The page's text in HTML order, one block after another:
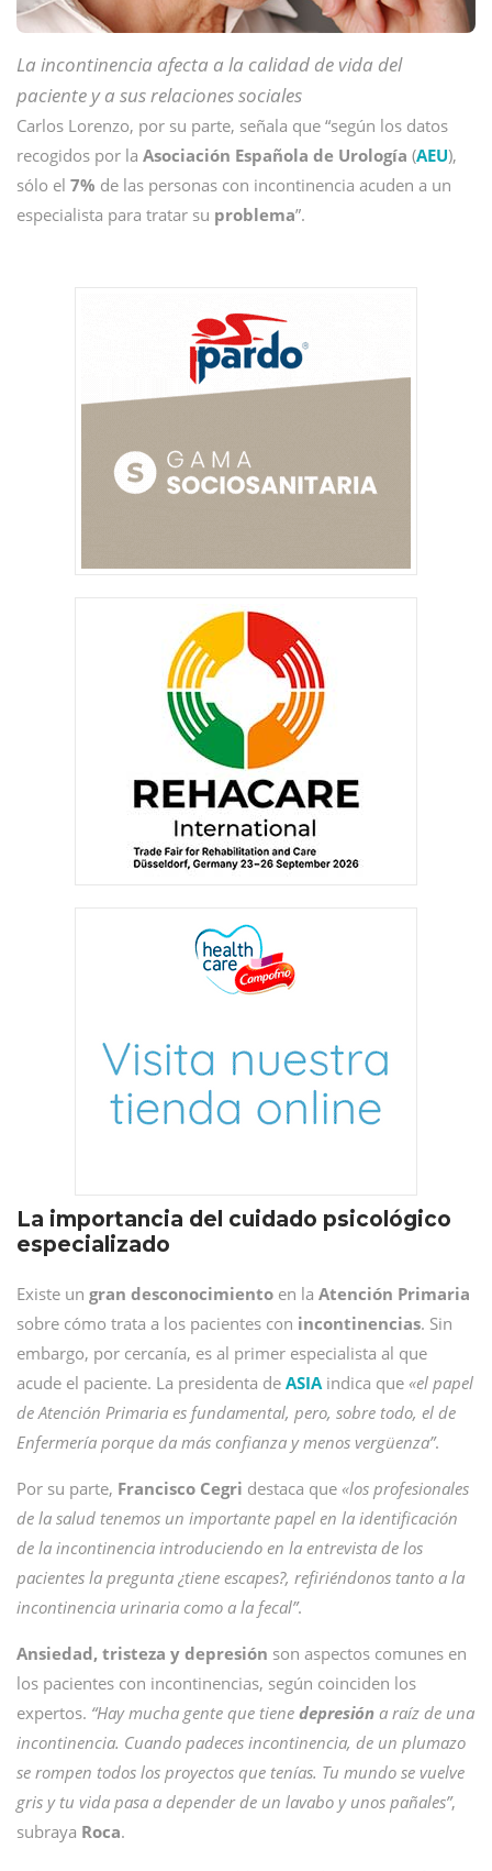
La incontinencia afecta a la calidad de vida del
paciente y a sus relaciones sociales
Carlos Lorenzo, por su parte, señala que “según los datos
recogidos por la Asociación Española de Urología (AEU),
sólo el 7% de las personas con incontinencia acuden a un
especialista para tratar su problema”.
La importancia del cuidado psicológico
especializado
Existe un gran desconocimiento en la Atención Primaria
sobre cómo trata a los pacientes con incontinencias. Sin
embargo, por cercanía, es al primer especialista al que
acude el paciente. La presidenta de ASIAindica que «el papel
de Atención Primaria es fundamental, pero, sobre todo, el de
Enfermería porque da más confianza y menos vergüenza”.
Por su parte, Francisco Cegri destaca que «los profesionales
de la salud tenemos un importante papel en la identificación
de la incontinencia introduciendo en la entrevista de los
pacientes la pregunta ¿tiene escapes?, refiriéndonos tanto a la
incontinencia urinaria como a la fecal”.
Ansiedad, tristeza y depresión son aspectos comunes en
los pacientes con incontinencias, según coinciden los
expertos. “Hay mucha gente que tiene depresión a raíz de una
incontinencia. Cuando padeces incontinencia, de un plumazo
se rompen todos los proyectos que tenías. Tu mundo se vuelve
gris y tu vida pasa a depender de un lavabo y unos pañales”,
subraya Roca.